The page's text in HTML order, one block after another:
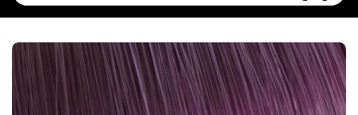
Shop Brands Wella